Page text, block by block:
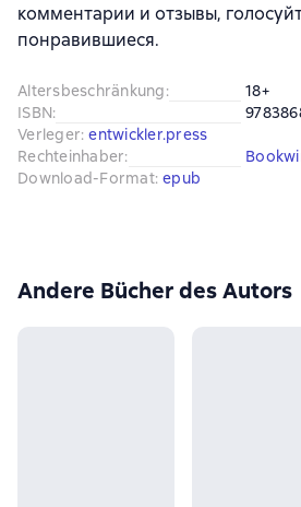
комментарии и отзывы,
понравившиеся.
Altersbeschränkung:
18+
ISBN:
Verleger: entwickler.press
Rechteinhaber:
Download-Format: epub
Andere Bücher des Autors